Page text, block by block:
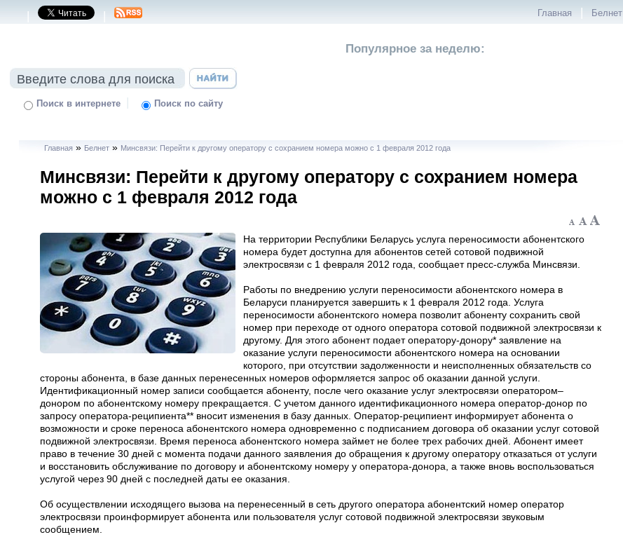
| | Главная | Белнет
Поиск в интернете | Поиск по сайту
Популярное за неделю:
Главная » Белнет» Минсвязи: Перейти к другому оператору с сохранием номера можно с 1 февраля 2012 года
Минсвязи: Перейти к другому оператору с сохранием номера
можно с 1 февраля 2012 года
На территории Республики Беларусь услуга переносимости абонентского
номера будет доступна для абонентов сетей сотовой подвижной
электросвязи с 1 февраля 2012 года, сообщает пресс-служба Минсвязи.
Работы по внедрению услуги переносимости абонентского номера в
Беларуси планируется завершить к 1 февраля 2012 года. Услуга
переносимости абонентского номера позволит абоненту сохранить свой
номер при переходе от одного оператора сотовой подвижной электросвязи к
другому. Для этого абонент подает оператору-донору* заявление на
оказание услуги переносимости абонентского номера на основании
которого, при отсутствии задолженности и неисполненных обязательств со
стороны абонента, в базе данных перенесенных номеров оформляется запрос об оказании данной услуги.
Идентификационный номер записи сообщается абоненту, после чего оказание услуг электросвязи оператором–
донором по абонентскому номеру прекращается. С учетом данного идентификационного номера оператор-донор по
запросу оператора-реципиента** вносит изменения в базу данных. Оператор-реципиент информирует абонента о
возможности и сроке переноса абонентского номера одновременно с подписанием договора об оказании услуг сотовой
подвижной электросвязи. Время переноса абонентского номера займет не более трех рабочих дней. Абонент имеет
право в течение 30 дней с момента подачи данного заявления до обращения к другому оператору отказаться от услуги
и восстановить обслуживание по договору и абонентскому номеру у оператора-донора, а также вновь воспользоваться
услугой через 90 дней с последней даты ее оказания.
Об осуществлении исходящего вызова на перенесенный в сеть другого оператора абонентский номер оператор
электросвязи проинформирует абонента или пользователя услуг сотовой подвижной электросвязи звуковым
сообщением.